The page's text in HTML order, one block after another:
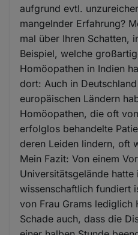
aufgrund evtl.
mangelnder Erfahrung?
mal über Ihren Schatten,
Beispiel, welche
Homöopathen in Indien
dort: Auch in
europäischen Ländern
Homöopathen, die oft
erfolglos behandelte
deren Leiden lindern, oft
Mein Fazit: Von einem
Universitätsgelände
wissenschaftlich fundiert
von Frau Grams lediglich
Schade auch, dass die